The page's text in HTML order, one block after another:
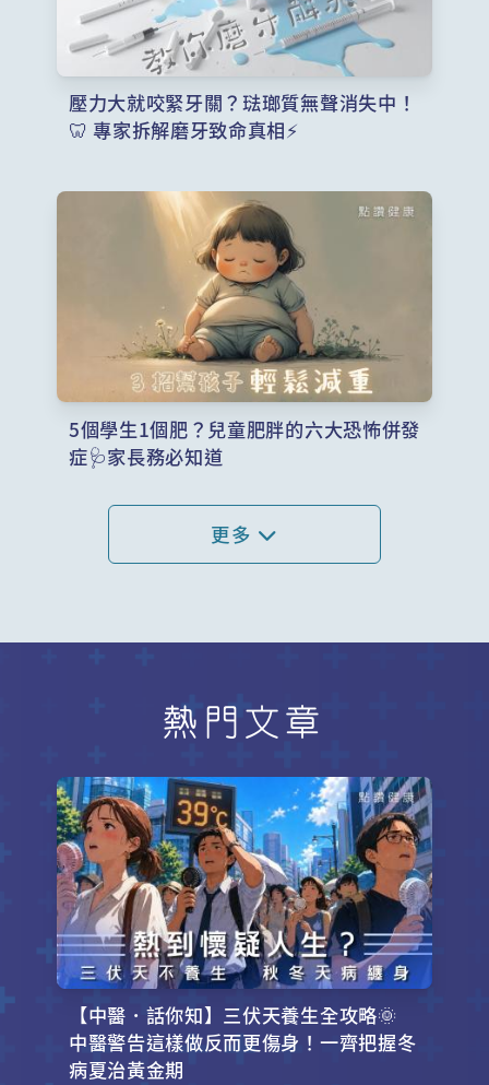
壓力大就咬緊牙關？琺瑯質無聲消失中！
🦷 專家拆解磨牙致命真相⚡
5個學生1個肥？兒童肥胖的六大恐怖併發
症🩺家長務必知道
更多
熱門文章
【中醫．話你知】三伏天養生全攻略🌞
中醫警告這樣做反而更傷身！一齊把握冬
病夏治黃金期